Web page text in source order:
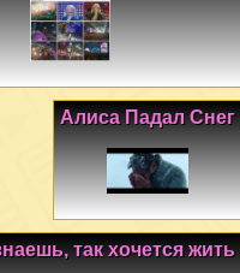
Алиса Падал Снег
так хочется жить